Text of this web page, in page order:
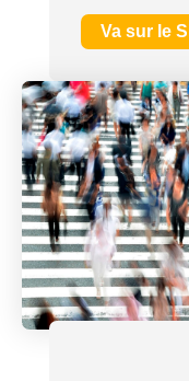
Va sur le